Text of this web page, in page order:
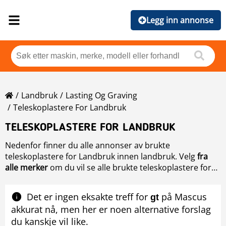
Legg inn annonse
Landbruk
Lasting Og Graving
Teleskoplastere For Landbruk
TELESKOPLASTERE FOR LANDBRUK
Nedenfor finner du alle annonser av brukte
teleskoplastere for Landbruk innen landbruk. Velgfra
alle merker om du vil se alle brukte teleskoplastere for
venstre om du vil begrense søket.
skiller kornet fra strå og skall etter høsting. Moderne
treskere bruker roterende valser og skjæreverktøy med
avanserte sensorer for presis behandling av avlingene.
De opererer med høy kapasitet og hastighet, essensielt
Skulle du ikke finne nettopp de du er ute etter å kjøpe,
anbefaler vi deg å bruke vår ønskes kjøpt tjeneste. Ved å
Det er ingen eksakte treff for gt på Mascus
akkurat nå, men her er noen alternative forslag
du kanskje vil like.